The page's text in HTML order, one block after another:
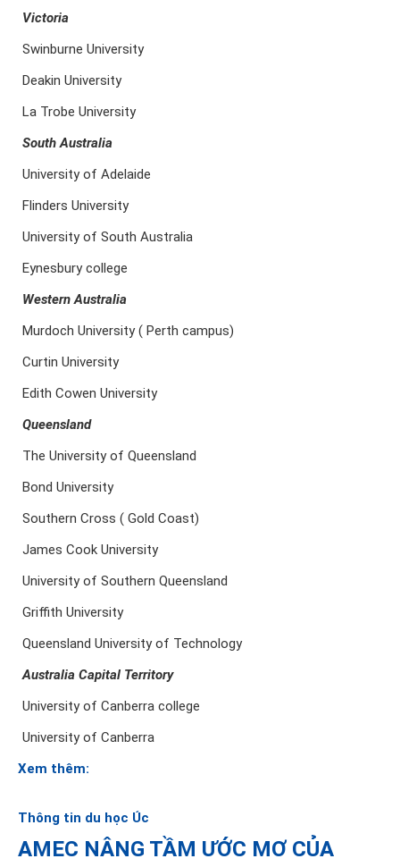
Victoria
Swinburne University
Deakin University
La Trobe University
South Australia
University of Adelaide
Flinders University
University of South Australia
Eynesbury college
Western Australia
Murdoch University ( Perth campus)
Curtin University
Edith Cowen University
Queensland
The University of Queensland
Bond University
Southern Cross ( Gold Coast)
James Cook University
University of Southern Queensland
Griffith University
Queensland University of Technology
Australia Capital Territory
University of Canberra college
University of Canberra
Xem thêm:
Thông tin du học Úc
AMEC NÂNG TẦM ƯỚC MƠ CỦA